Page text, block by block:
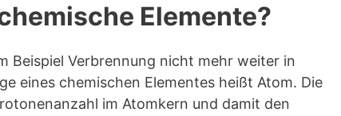
Elemente?
Beispiel Verbrennung nicht mehr weiter in
eines chemischen Elementes heißt Atom. Die
im Atomkern und damit den